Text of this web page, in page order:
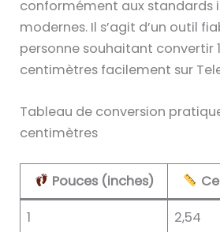
conformément aux standards
modernes. Il s’agit d’un outil
personne souhaitant convertir
centimètres facilement sur
Tableau de conversion
centimètres
Pouces (inches)
1
2,54